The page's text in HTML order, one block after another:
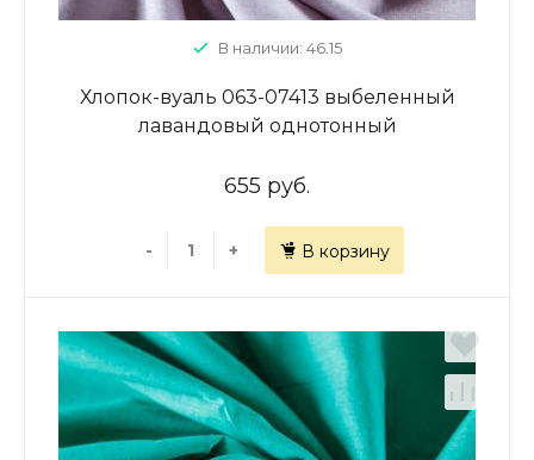
В наличии: 46.15
Хлопок-вуаль 063-07413 выбеленный
лавандовый однотонный
655 руб.
- + В корзину